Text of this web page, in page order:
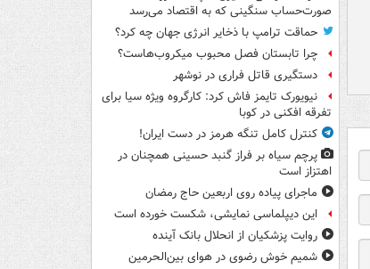
صورت‌حساب سنگینی که به اقتصاد می‌رسد
حماقت ترامپ با ذخایر انرژی جهان چه کرد؟
چرا تابستان فصل محبوب میکروب‌هاست؟
دستگیری قاتل فراری در نوشهر
نیویورک تایمز فاش کرد: کارگروه ویژه سیا برای
تفرقه افکنی در کوبا
کنترل کامل تنگه هرمز در دست ایران!
پرچم سیاه بر فراز گنبد حسینی همچنان در
اهتزاز است
ماجرای پیاده روی اربعین حاج رمضان
این دیپلماسی نمایشی، شکست خورده است
روایت پزشکیان از انحلال بانک آینده
شمیم خوش رضوی در هوای بین‌الحرمین